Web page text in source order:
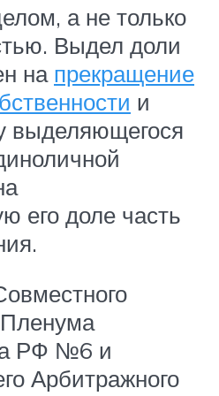
а не только
Выдел доли
на прекращение
и
выделяющегося
его доле часть
РФ №6 и
Арбитражного